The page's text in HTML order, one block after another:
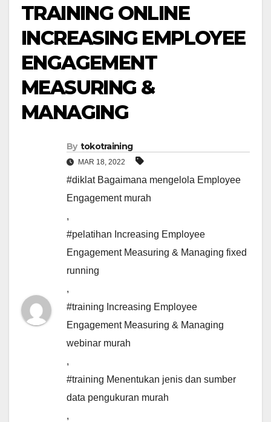
TRAINING ONLINE
INCREASING EMPLOYEE
ENGAGEMENT
MEASURING &
MANAGING
By tokotraining
MAR 18, 2022
#diklat Bagaimana mengelola Employee
Engagement murah
,
#pelatihan Increasing Employee
Engagement Measuring & Managing fixed
running
,
#training Increasing Employee
Engagement Measuring & Managing
webinar murah
,
#training Menentukan jenis dan sumber
data pengukuran murah
,